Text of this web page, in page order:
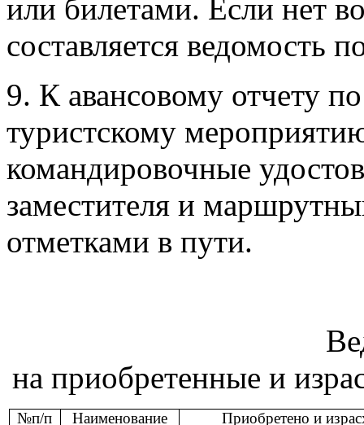
или билетами. Если нет
составляется
9. К авансовому отчету
туристскому
командировочные
заместителя и
отметками в пути.
на приобретенные и
№п/п Наименование Приобретено и